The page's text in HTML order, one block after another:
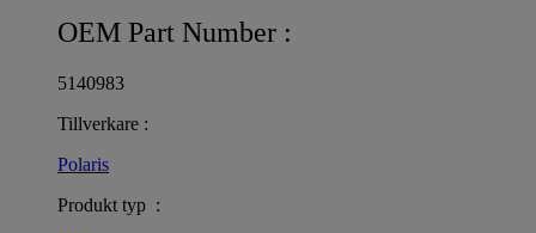
OEM Part Number :
5140983
Tillverkare :
Polaris
Produkt typ :